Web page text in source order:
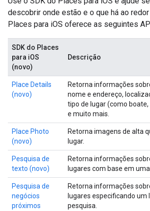
descobrir onde estão e o que há ao
Places para iOS oferece as seguintes
SDK do Places
para iOS
(novo)
Descrição
Place Details
(novo)
Retorna informações
nome e endereço,
tipo de lugar (como
e muito mais.
Place Photo
(novo)
Retorna imagens de alta
lugar.
Pesquisa de
texto (novo)
Retorna informações
lugares com base em
Pesquisa de
negócios
próximos
Retorna informações
lugares especificando um
pesquisa.